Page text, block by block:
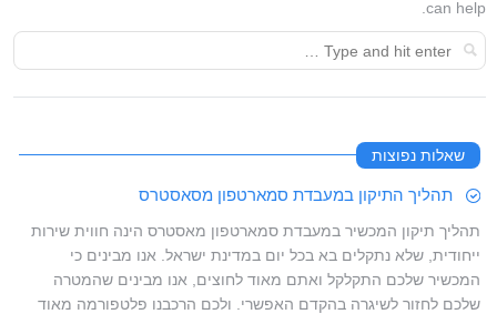
can help.
שאלות נפוצות
תהליך התיקון במעבדת סמארטפון מסאסטרס
תהליך תיקון המכשיר במעבדת סמארטפון מאסטרס הינה חווית שירות
ייחודית, שלא נתקלים בא בכל יום במדינת ישראל. אנו מבינים כי
המכשיר שלכם התקלקל ואתם מאוד לחוצים, אנו מבינים שהמטרה
שלכם לחזור לשיגרה בהקדם האפשרי. ולכם הרכבנו פלטפורמה מאוד